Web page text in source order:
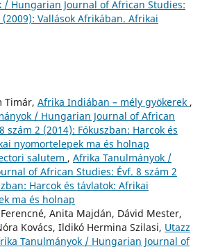
/ Hungarian Journal of African Studies:
(2009): Vallások Afrikában. Afrikai
Timár, Afrika Indiában – mély gyökerek ,
/ Hungarian Journal of African
szám 2 (2014): Fókuszban: Harcok és
nyomortelepek ma és holnap
salutem , Afrika Tanulmányok /
of African Studies: Évf. 8 szám 2
Harcok és távlatok: Afrikai
ma és holnap
Anita Majdán, Dávid Mester,
Kovács, Ildikó Hermina Szilasi, Utazz
Tanulmányok / Hungarian Journal of